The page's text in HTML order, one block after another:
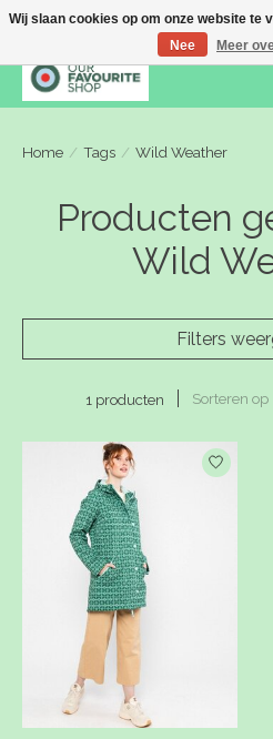
Home / Tags / Wild Weather
Producten
Wild
Filters
1 producten Sorteren op
Wij slaan cookies op om onze website te
Nee
Meer